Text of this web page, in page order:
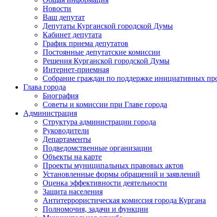
Новости
Ваш депутат
Депутаты Курганской городской Думы
Кабинет депутата
График приема депутатов
Постоянные депутатские комиссии
Решения Курганской городской Думы
Интернет-приемная
Собрание граждан по поддержке инициативных
Глава города
Биография
Советы и комиссии при Главе города
Администрация
Структура администрации города
Руководители
Департаменты
Подведомственные организации
Объекты на карте
Проекты муниципальных правовых актов
Установленные формы обращений и заявлений
Оценка эффективности деятельности
Защита населения
Антитеррористическая комиссия города Кургана
Полномочия, задачи и функции